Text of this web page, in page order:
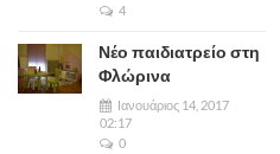
4
Νέο παιδιατρείο στη
Φλώρινα
Ιανουάριος 14, 2017
02:17
0